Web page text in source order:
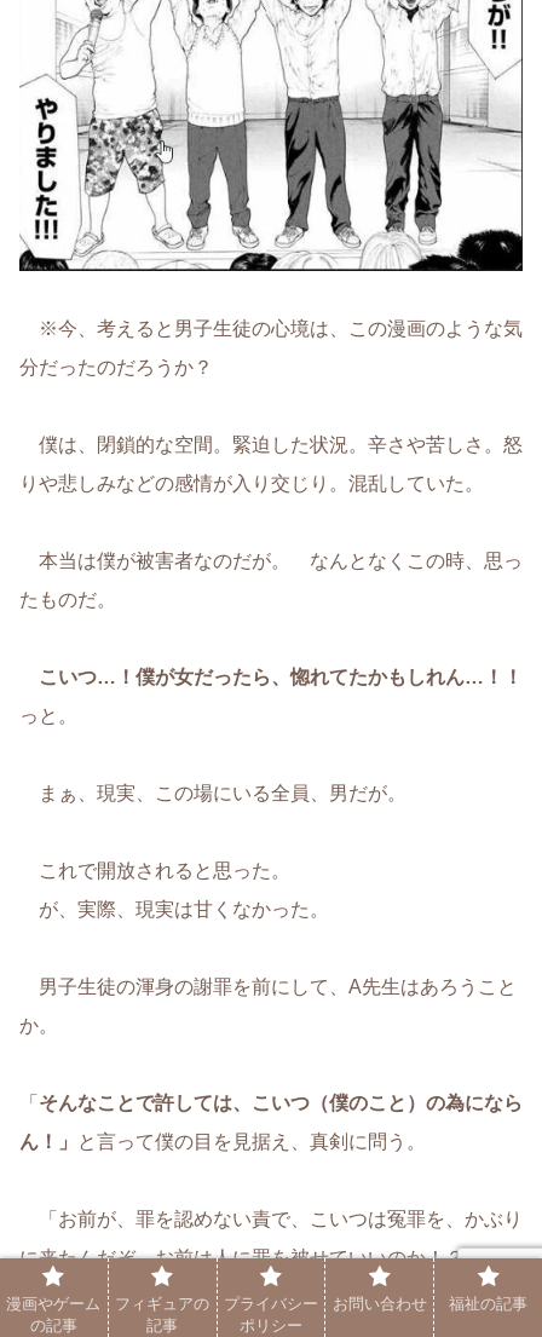
※今、考えると男子生徒の心境は、この漫画のような気
分だったのだろうか？
僕は、閉鎖的な空間。緊迫した状況。辛さや苦しさ。怒
りや悲しみなどの感情が入り交じり。混乱していた。
本当は僕が被害者なのだが。 なんとなくこの時、思っ
たものだ。
こいつ…！僕が女だったら、惚れてたかもしれん…！！
っと。
まぁ、現実、この場にいる全員、男だが。
これで開放されると思った。
が、実際、現実は甘くなかった。
男子生徒の渾身の謝罪を前にして、A先生はあろうこと
か。
「 そんなことで許しては、こいつ（僕のこと）の為になら
ん！」
と言って僕の目を見据え、真剣に問う。
「お前が、罪を認めない責で、こいつは冤罪を、かぶり
に来たんだぞ。お前は人に罪を被せていいのか！？」
漫画やゲーム
の記事
フィギュアの
記事
プライバシー
ポリシー
お問い合わせ 福祉の記事